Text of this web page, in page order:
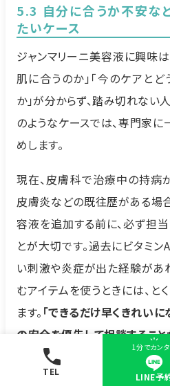
TEL
1分でカン
LINE予
5.3 自分に合うか不安な
たいケース
ジャンマリーニ美容液に興味
肌に合うのか」「今のケアと
か」が分からず、踏み切れない
のようなケースでは、専門家
めします。
現在、皮膚科で治療中の持病
皮膚炎などの既往歴がある場
容液を追加する前に、必ず担
とが大切です。過去にビタミ
い刺激や炎症が出た経験があ
むアイテムを使うときには、
ます。 「できるだけ早くきれいに
の安全を優先して相談するこ
得のいく結果につながりやすい